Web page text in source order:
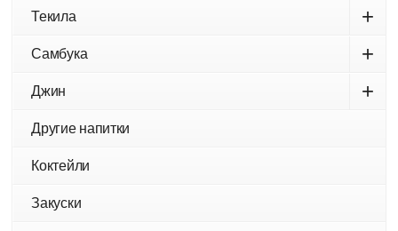
Текила +
Самбука +
Джин +
Другие напитки
Коктейли
Закуски